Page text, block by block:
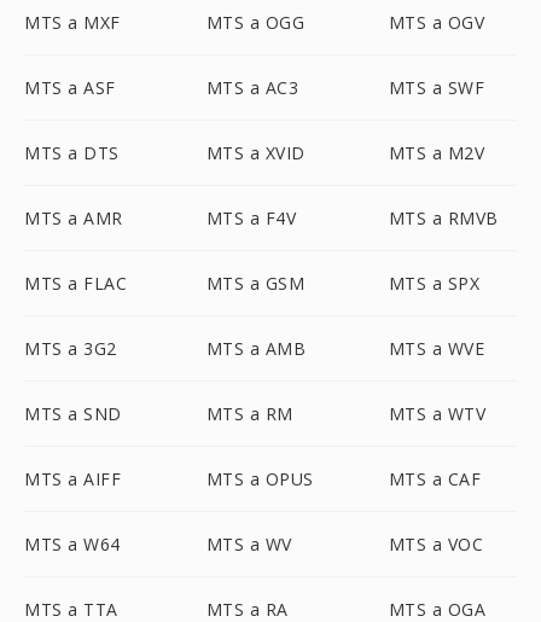
MTS a MXF MTS a OGG MTS a OGV
MTS a ASF MTS a AC3 MTS a SWF
MTS a DTS MTS a XVID MTS a M2V
MTS a AMR MTS a F4V MTS a RMVB
MTS a FLAC MTS a GSM MTS a SPX
MTS a 3G2 MTS a AMB MTS a WVE
MTS a SND MTS a RM MTS a WTV
MTS a AIFF MTS a OPUS MTS a CAF
MTS a W64 MTS a WV MTS a VOC
MTS a TTA MTS a RA MTS a OGA